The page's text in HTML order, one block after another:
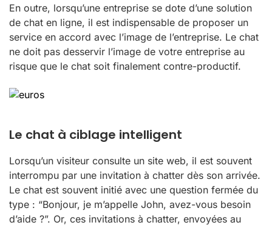
En outre, lorsqu’une entreprise se dote d’une solution
de chat en ligne, il est indispensable de proposer un
service en accord avec l’image de l’entreprise. Le chat
ne doit pas desservir l’image de votre entreprise au
risque que le chat soit finalement contre-productif.
Le chat à ciblage intelligent
Lorsqu’un visiteur consulte un site web, il est souvent
interrompu par une invitation à chatter dès son arrivée.
Le chat est souvent initié avec une question fermée du
type : “Bonjour, je m’appelle John, avez-vous besoin
d’aide ?”. Or, ces invitations à chatter, envoyées au